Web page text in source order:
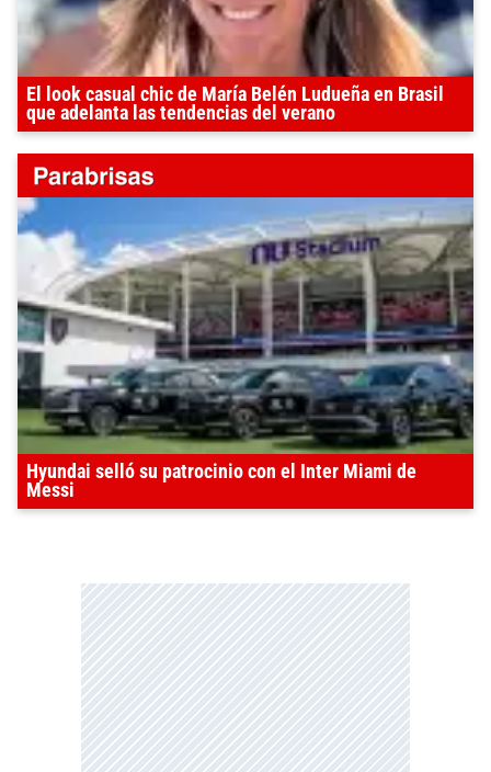
El look casual chic de María Belén Ludueña en Brasil
que adelanta las tendencias del verano
Hyundai selló su patrocinio con el Inter Miami de
Messi